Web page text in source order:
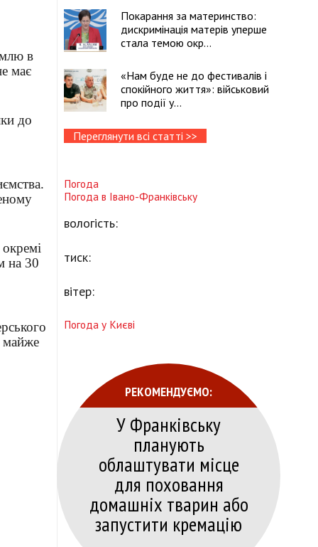
в
має
до
на 30
майже
Покарання за материнство:
дискримінація матерів уперше
стала темою окр...
«Нам буде не до фестивалів і
спокійного життя»: військовий
про події у...
Переглянути всі статті >>
Погода
Погода в Івано-Франківську
вологість:
тиск:
вітер:
Погода у Києві
РЕКОМЕНДУЄМО:
У Франківську
планують
облаштувати місце
для поховання
домашніх тварин або
запустити кремацію